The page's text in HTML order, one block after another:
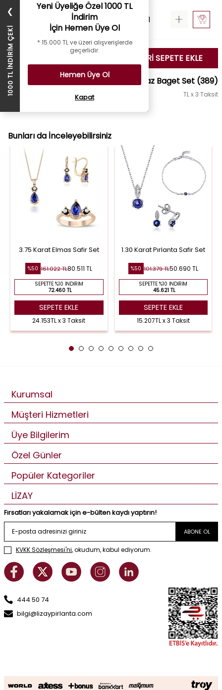
SEÇİLENLERİ SEPETE EKLE
Altın Çapraz Baget Set (389)
TL x 3 Taksit
Bunları da İnceleyebilirsiniz
3.75 Karat Elmas Safir Set
%50 161.022 TL80.511 TL
SEPETTE %10 İNDIRIM
72.460 TL
SEPETE EKLE
24.153TL x 3 Taksit
1.30 Karat Pırlanta Safir Set
%50 101.379 TL50.690 TL
SEPETTE %10 İNDIRIM
45.621 TL
SEPETE EKLE
15.207TL x 3 Taksit
Kurumsal
Müşteri Hizmetleri
Üye Bilgilerim
Özel Günler
Popüler Kategoriler
LİZAY
Fırsatları yakalamak için e-bülten kaydı yaptırın!
ABONE OL
KVKK Sözleşmesi'ni, okudum, kabul ediyorum.
444 50 74
bilgi@lizaypirlanta.com
❯
1000 TL İNDİRİM ÇEKİ
Yeni Üyeliğe Özel 1000 TL
İndirim
İçin Hemen Üye Ol
* 15.000 TL ve üzeri alışverişlerde
geçerlidir.
Hemen Üye Ol
Kapat